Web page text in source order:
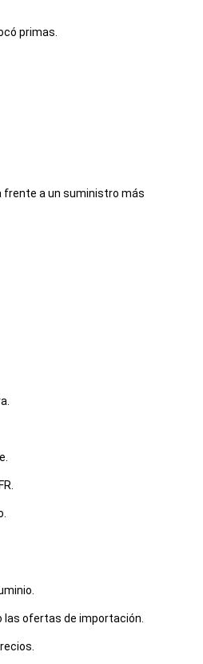
primas.
frente a un suministro más
ofertas de importación.